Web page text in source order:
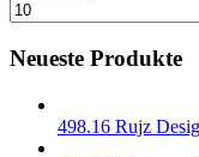
Neueste Produkte
498.16 Rujz